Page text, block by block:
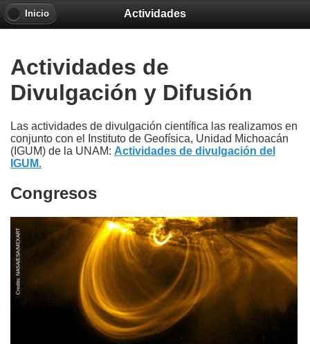
Actividades
Inicio
Actividades de
Divulgación y Difusión
Las actividades de divulgación científica las realizamos en
conjunto con el Instituto de Geofísica, Unidad Michoacán
(IGUM) de la UNAM: Actividades de divulgación del
IGUM.
Congresos